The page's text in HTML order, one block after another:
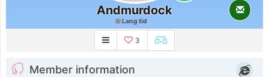
Andmurdock
Lang tid
3
Member information